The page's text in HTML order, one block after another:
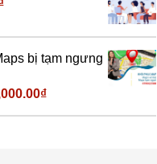
tại
là:
bị tạm ngưng
₫